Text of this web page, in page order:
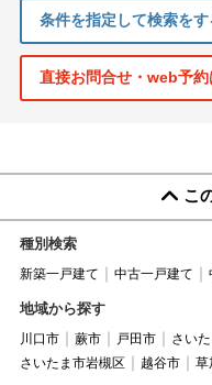
条件を指定して検索をす
直接お問合せ・web予約
こ
種別検索
新築一戸建て 中古一戸建て
地域から探す
川口市 蕨市 戸田市 さい
さいたま市岩槻区
越谷市 草